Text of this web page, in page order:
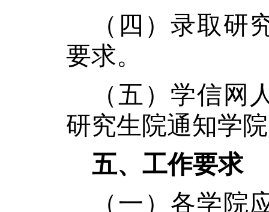
（四）录取研
要求。
（五） 学信网
研究生院通知学
五、工作要求
（一）各学院